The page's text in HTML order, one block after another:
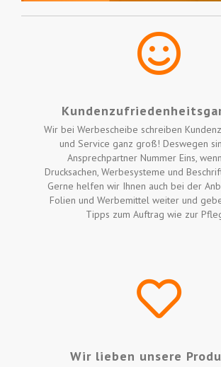
Jetzt selbst gestalten!
Wir bei Werbescheibe schreiben
und Service ganz groß! Deswegen
Ansprechpartner Nummer Eins,
Drucksachen, Werbesysteme und
Gerne helfen wir Ihnen auch bei der
Folien und Werbemittel weiter und
Tipps zum Auftrag wie zur
Wir lieben unsere